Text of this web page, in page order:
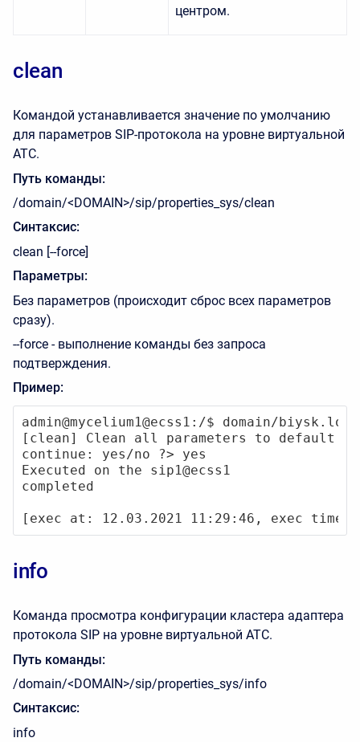
центром.
clean
Командой устанавливается значение по умолчанию
для параметров SIP-протокола на уровне виртуальной
АТС.
Путь команды:
/domain/<DOMAIN>/sip/properties_sys/clean
Синтаксис:
clean [--force]
Параметры:
Без параметров (происходит сброс всех параметров
сразу).
--force - выполнение команды без запроса
подтверждения.
Пример:
admin@mycelium1@ecss1:/$
[clean] Clean all parameters to default
continue: yes/no ?> yes
Executed on the sip1@ecss1
completed
[exec at: 12.03.2021 11:29:46, exec time:
info
Команда просмотра конфигурации кластера адаптера
протокола SIP на уровне виртуальной АТС.
Путь команды:
/domain/<DOMAIN>/sip/properties_sys/info
Синтаксис:
info